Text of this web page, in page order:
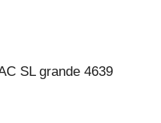
SL grande 4639